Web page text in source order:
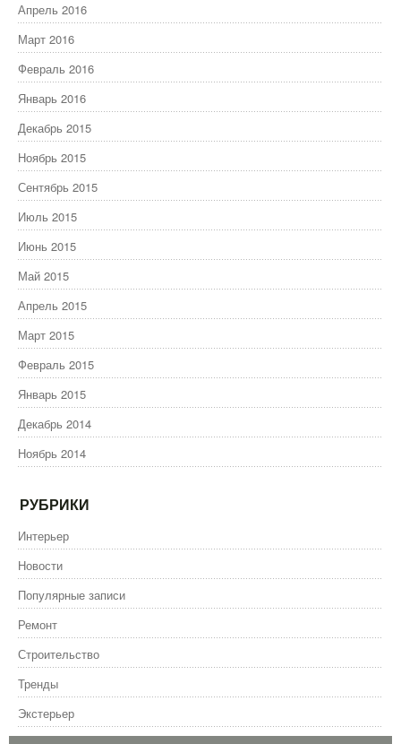
Апрель 2016
Март 2016
Февраль 2016
Январь 2016
Декабрь 2015
Ноябрь 2015
Сентябрь 2015
Июль 2015
Июнь 2015
Май 2015
Апрель 2015
Март 2015
Февраль 2015
Январь 2015
Декабрь 2014
Ноябрь 2014
РУБРИКИ
Интерьер
Новости
Популярные записи
Ремонт
Строительство
Тренды
Экстерьер